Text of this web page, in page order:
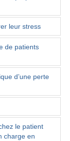
leur stress
de patients
d’une perte
le patient
charge en